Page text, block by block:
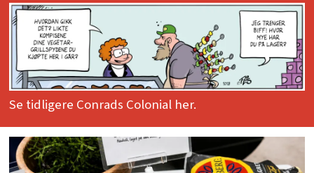
Se tidligere Conrads Colonial her.